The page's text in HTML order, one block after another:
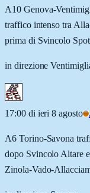
A10 Genova-
traffico intenso tra
prima di Svincolo
in direzione
17:00 di ieri 8 agosto
A6 Torino-Savona
dopo Svincolo Altare
Zinola-Vado-